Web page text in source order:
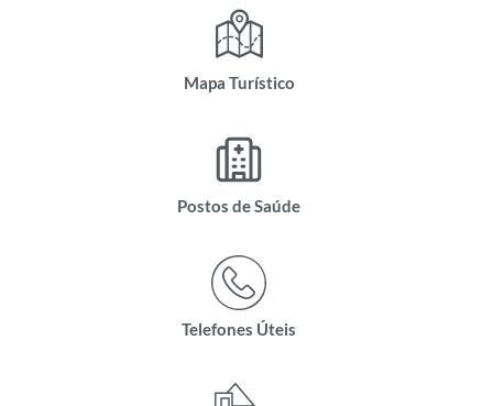
Mapa Turístico
Postos de Saúde
Telefones Úteis